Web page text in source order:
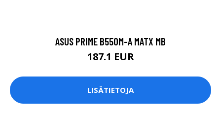
ASUS PRIME B550M-A MATX MB
187.1 EUR
LISÄTIETOJA